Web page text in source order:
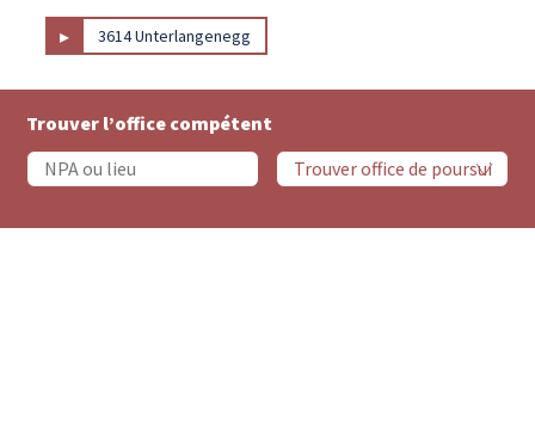
▸ 3614 Unterlangenegg
Trouver l’office compétent